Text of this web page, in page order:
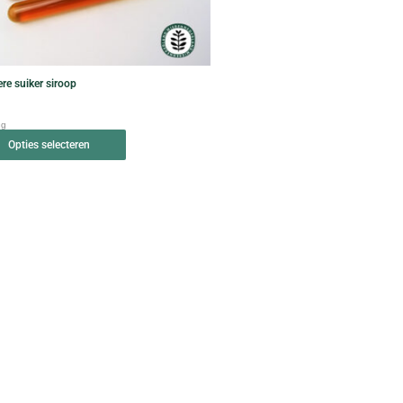
suiker siroop
Opties selecteren
gekozen
productpagina